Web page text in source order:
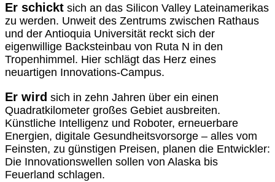
Er schickt sich an das Silicon Valley Lateinamerikas
zu werden. Unweit des Zentrums zwischen Rathaus
und der Antioquia Universität reckt sich der
eigenwillige Backsteinbau von Ruta N in den
Tropenhimmel. Hier schlägt das Herz eines
neuartigen Innovations-Campus.
Er wird sich in zehn Jahren über ein einen
Quadratkilometer großes Gebiet ausbreiten.
Künstliche Intelligenz und Roboter, erneuerbare
Energien, digitale Gesundheitsvorsorge – alles vom
Feinsten, zu günstigen Preisen, planen die Entwickler:
Die Innovationswellen sollen von Alaska bis
Feuerland schlagen.